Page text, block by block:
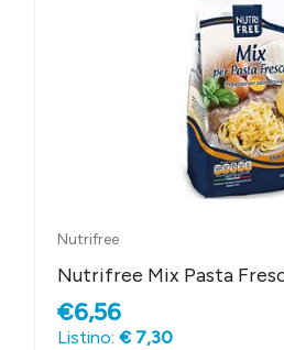
Nutrifree
Nutrifree Mix Pasta
€6,56
Listino: € 7,30